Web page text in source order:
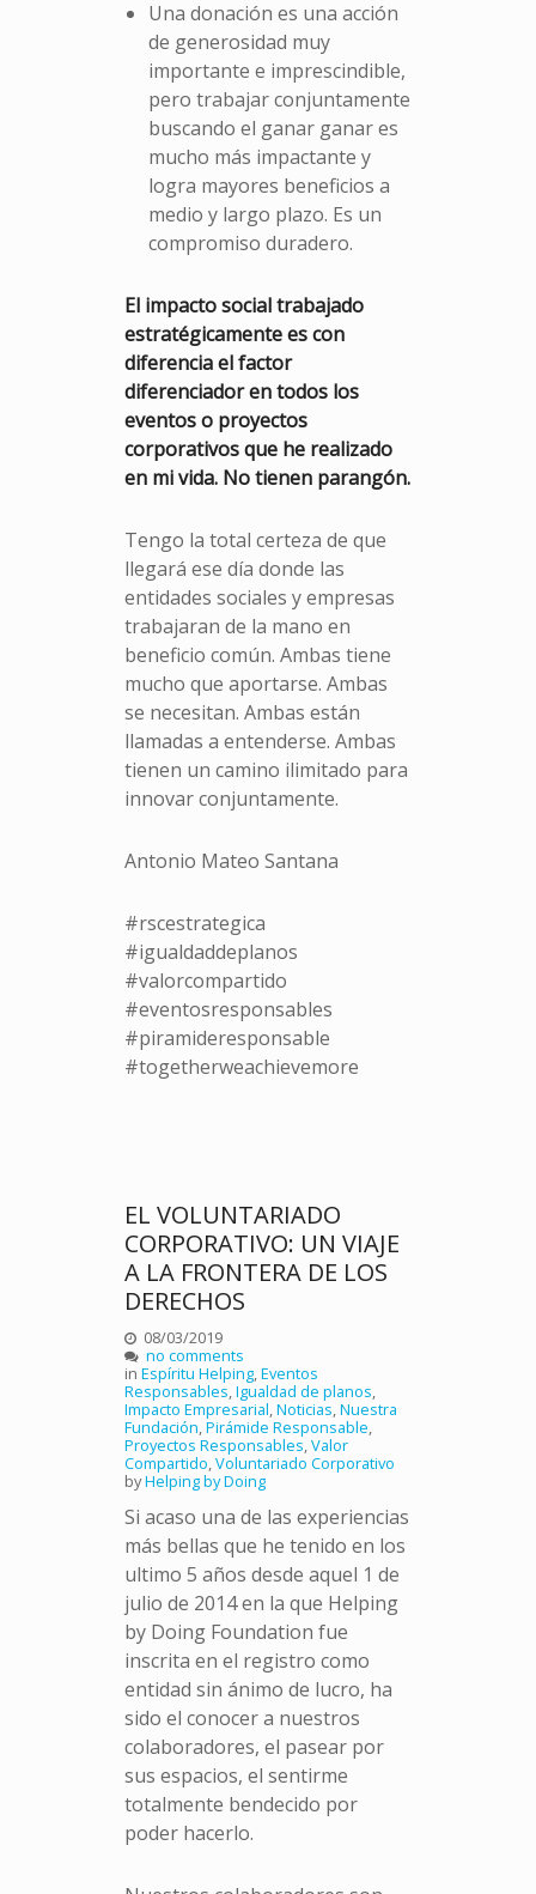
Una donación es una acción
de generosidad muy
importante e imprescindible,
pero trabajar conjuntamente
buscando el ganar ganar es
mucho más impactante y
logra mayores beneficios a
medio y largo plazo. Es un
compromiso duradero.
El impacto social trabajado
estratégicamente es con
diferencia el factor
diferenciador en todos los
eventos o proyectos
corporativos que he realizado
en mi vida. No tienen parangón.
Tengo la total certeza de que
llegará ese día donde las
entidades sociales y empresas
trabajaran de la mano en
beneficio común. Ambas tiene
mucho que aportarse. Ambas
se necesitan. Ambas están
llamadas a entenderse. Ambas
tienen un camino ilimitado para
innovar conjuntamente.
Antonio Mateo Santana
#rscestrategica
#igualdaddeplanos
#valorcompartido
#eventosresponsables
#piramideresponsable
#togetherweachievemore
EL VOLUNTARIADO
CORPORATIVO: UN VIAJE
A LA FRONTERA DE LOS
DERECHOS
08/03/2019
no comments
in Espíritu Helping,Eventos
Responsables,Igualdad de planos,
Impacto Empresarial,Noticias,Nuestra
Fundación,Pirámide Responsable,
Proyectos Responsables,Valor
Compartido,Voluntariado Corporativo
byHelping by Doing
Si acaso una de las experiencias
más bellas que he tenido en los
ultimo 5 años desde aquel 1 de
julio de 2014 en la que Helping
by Doing Foundation fue
inscrita en el registro como
entidad sin ánimo de lucro, ha
sido el conocer a nuestros
colaboradores, el pasear por
sus espacios, el sentirme
totalmente bendecido por
poder hacerlo.